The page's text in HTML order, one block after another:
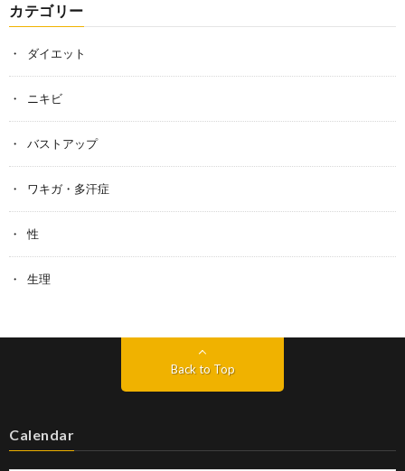
カテゴリー
ダイエット
ニキビ
バストアップ
ワキガ・多汗症
性
生理
Back to Top
Calendar